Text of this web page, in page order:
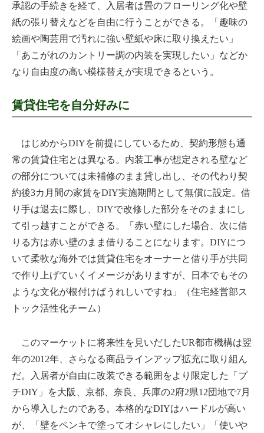
承認の手続きを経て、入居者は畳のフローリング化や壁
紙の張り替えなどを自由に行うことができる。「趣味の
絵画や陶芸用で汚れに強い壁紙や床に取り換えたい」
「あこがれのカントリー調の内装を実現したい」などか
なり自由度の高い模様替えが実現できるという。
賃貸住宅を自分好みに
はじめからDIYを前提にしているため、契約形態も通
常の賃貸住宅とは異なる。内装工事が想定される壁など
の部分については未補修のまま貸し出し、その代わり契
約後3カ月間の家賃をDIY実施期間として無償に設定。借
り手は退去に際し、DIYで改修した部分をそのままにし
て引っ越すことができる。「赤い壁にした場合、次に借
りる方は赤い壁のまま借りることになります。DIYにつ
いて柔軟な海外では賃貸住宅をオーナーと借り手が共同
で作り上げていくイメージがありますが、日本でもその
ような文化が根付けばうれしいですね」（住宅経営部ス
トック活性化チーム）
このマーケットに将来性を見いだしたUR都市機構は翌
年の2012年、さらなる商品ラインアップ拡充に取り組ん
だ。入居者が自由に改装できる範囲をより限定した「プ
チDIY」を大阪、京都、奈良、兵庫の2府2県12団地で7月
から導入したのである。本格的なDIYはハードルが高い
が、「壁をペンキで塗ってオシャレにしたい」「使いや